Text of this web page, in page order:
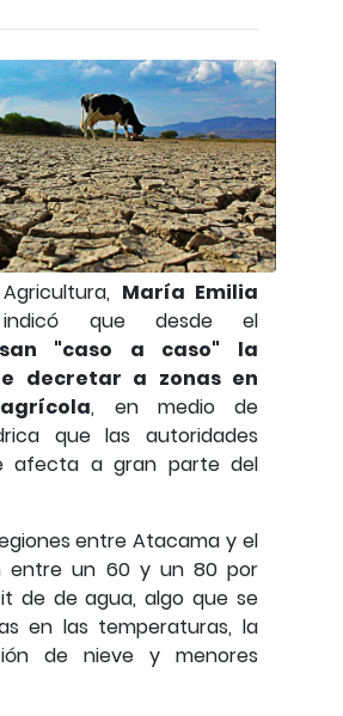
María Emilia
que desde el
"caso a caso" la
decretar a zonas en
, en medio de
que las autoridades
afecta a gran parte del
entre Atacama y el
entre un 60 y un 80 por
de de agua, algo que se
en las temperaturas, la
de nieve y menores